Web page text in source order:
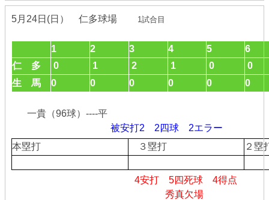
5月24日(日） 仁多球場 1試合目
1 2 3 4 5
6
仁 多
0 1 2 1 0
0
生 馬
0 0 0 0 0 0
一貴（96球）----平
被安打2 2四球 2エラー
本塁打
３塁打 ２
4安打 5四死球 4得点
秀真欠場